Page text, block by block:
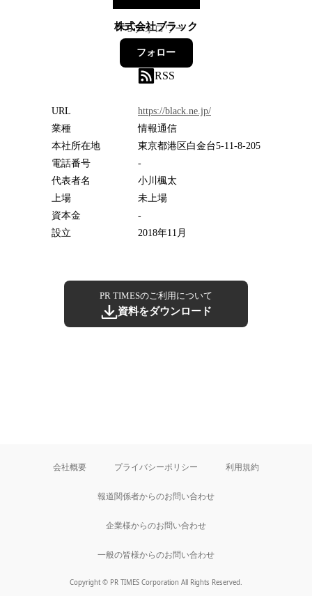
株式会社ブラック
5フォロワー
フォロー
RSS
URL
https://black.ne.jp/
業種
情報通信
本社所在地
東京都港区白金台5-11-8-205
電話番号
-
代表者名
小川楓太
上場
未上場
資本金
-
設立
2018年11月
PR TIMESのご利用について
資料をダウンロード
会社概要 プライバシーポリシー 利用規約
報道関係者からのお問い合わせ
企業様からのお問い合わせ
一般の皆様からのお問い合わせ
Copyright © PR TIMES Corporation All Rights Reserved.